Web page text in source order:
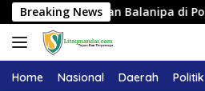
Langsung
ke
konten
Breaking News
Balanipa di Polewali Mandar
Home Nasional Daerah Politik